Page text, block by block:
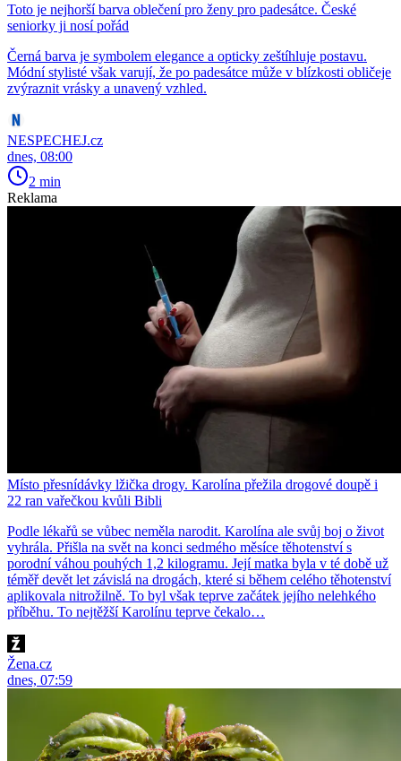
Toto je nejhorší barva oblečení pro ženy pro padesátce. České
seniorky ji nosí pořád
Černá barva je symbolem elegance a opticky zeštíhluje postavu.
Módní stylisté však varují, že po padesátce může v blízkosti obličeje
zvýraznit vrásky a unavený vzhled.
NESPECHEJ.cz
dnes, 08:00
2 min
Reklama
Místo přesnídávky lžička drogy. Karolína přežila drogové doupě i
22 ran vařečkou kvůli Bibli
Podle lékařů se vůbec neměla narodit. Karolína ale svůj boj o život
vyhrála. Přišla na svět na konci sedmého měsíce těhotenství s
porodní váhou pouhých 1,2 kilogramu. Její matka byla v té době už
téměř devět let závislá na drogách, které si během celého těhotenství
aplikovala nitrožilně. To byl však teprve začátek jejího nelehkého
příběhu. To nejtěžší Karolínu teprve čekalo…
Žena.cz
dnes, 07:59